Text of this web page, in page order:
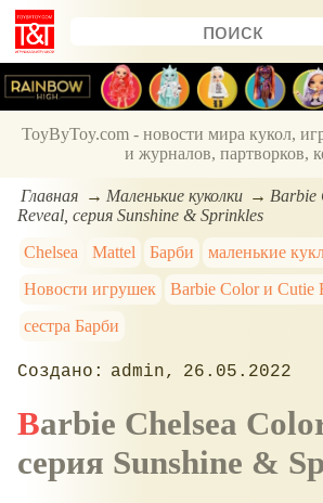
ToyByToy.com - новости мира кукол,
и журналов, партворков,
Главная Маленькие куколки
Barbie
Reveal, серия Sunshine & Sprinkles
Chelsea
Mattel Барби
маленькие
Новости игрушек
Barbie Color и Cutie
сестра Барби
admin 26.05.2022
Barbie Chelsea Color Reveal,
серия Sunshine &